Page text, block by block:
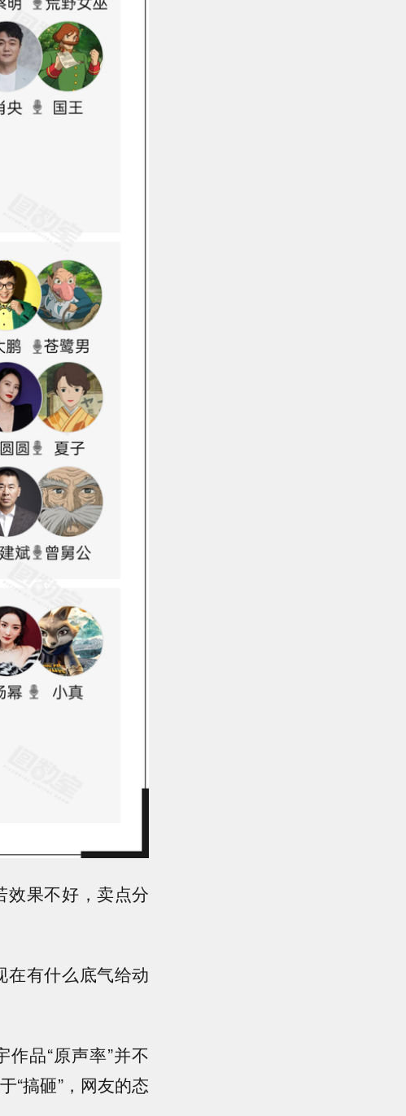
效果不好，卖点分
在有什么底气给动
品“原声率”并不
搞砸”， 网友的态